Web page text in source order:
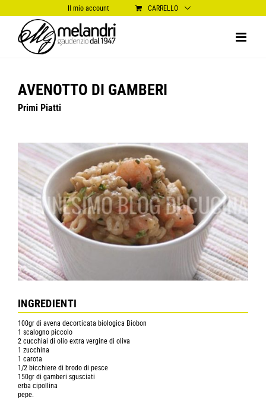
al
contenuto
Il mio account CARRELLO
AVENOTTO DI GAMBERI
Primi Piatti
INGREDIENTI
100gr di avena decorticata biologica Biobon
1 scalogno piccolo
2 cucchiai di olio extra vergine di oliva
1 zucchina
1 carota
1/2 bicchiere di brodo di pesce
150gr di gamberi sgusciati
erba cipollina
pepe.